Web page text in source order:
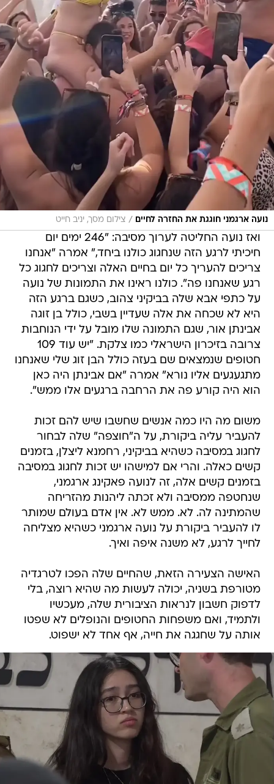
נועה ארגמני חוגגת את החזרה לחיים / צילום מסך, יניב חייט
ואז נועה החליטה לערוך מסיבה: "246 ימים יום
חיכיתי לרגע הזה שנחגוג כולנו ביחד," אמרה "אנחנו
צריכים להעריך כל יום בחיים האלה וצריכים לחגוג כל
רגע שאנחנו פה". כולנו ראינו את התמונות של נועה
על כתפי אבא שלה בביקיני צהוב, כשגם ברגע הזה
היא לא שכחה את אלה שעדיין בשבי, כולל בן זוגה
אבינתן אור, שגם התמונה שלו מובל על ידי הנוחבות
צרובה בזיכרון הישראלי כמו צלקת. "יש עוד 109
חטופים שנמצאים שם בעזה כולל הבן זוג שלי שאנחנו
מתגעגעים אליו נורא" אמרה "אם אבינתן היה כאן
הוא היה קורע פה את הרחבה ברגעים אלו ממש".
משום מה היו כמה אנשים שחשבו שיש להם זכות
להעביר עליה ביקורת, על ה"חוצפה" שלה לבחור
לחגוג במסיבה כשהיא בביקיני, רחמנא ליצלן, בזמנים
קשים כאלה. והרי אם למישהו יש זכות לחגוג במסיבה
בזמנים קשים אלה, זה לנועה פאקינג ארגמני,
שנחטפה ממסיבה ולא זכתה ליהנות מהזריחה
שהמתינה לה. לא. ממש לא. אין אדם בעולם שמותר
לו להעביר ביקורת על נועה ארגמני כשהיא מצליחה
לחייך לרגע, לא משנה איפה ואיך.
האישה הצעירה הזאת, שהחיים שלה הפכו לטרגדיה
מטורפת בשניה, יכולה לעשות מה שהיא רוצה, בלי
לדפוק חשבון לנראות הציבורית שלה, מעכשיו
ולתמיד, ואם משפחות החטופים והנופלים לא שפטו
אותה על שחגגה את חייה, אף אחד לא ישפוט.